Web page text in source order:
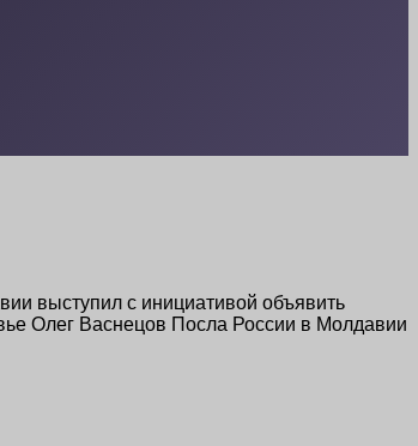
выступил с инициативой объявить
Олег Васнецов Посла России в Молдавии